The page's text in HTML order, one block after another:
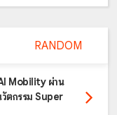
RANDOM
Mobility ผ่าน
วัตกรรม Super